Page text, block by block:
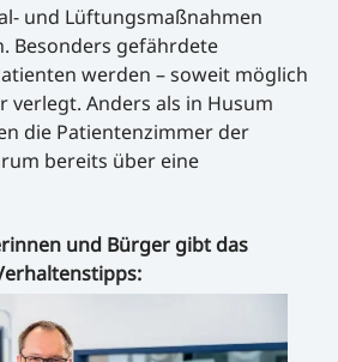
und Lüftungsmaßnahmen
Besonders gefährdete
werden – soweit möglich
verlegt. Anders als in Husum
die Patientenzimmer der
bereits über eine
und Bürger gibt das